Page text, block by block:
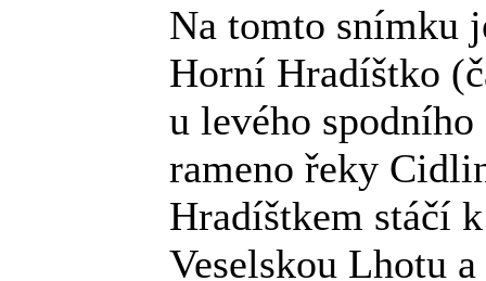
Na tomto snímku
Horní Hradíštko
u levého
rameno řeky
Hradíštkem stáčí
Veselskou Lhotu